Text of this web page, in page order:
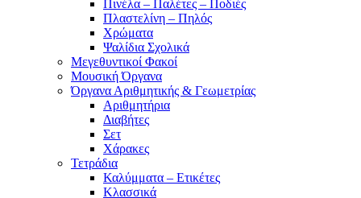
Πινέλα – Παλέτες – Ποδιές
Πλαστελίνη – Πηλός
Χρώματα
Ψαλίδια Σχολικά
Μεγεθυντικοί Φακοί
Μουσική Όργανα
Όργανα Αριθμητικής & Γεωμετρίας
Αριθμητήρια
Διαβήτες
Σετ
Χάρακες
Τετράδια
Καλύμματα – Ετικέτες
Κλασσικά